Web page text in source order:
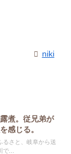
niki
煮。従兄弟が
感じる。
るさと、岐阜から送
で...